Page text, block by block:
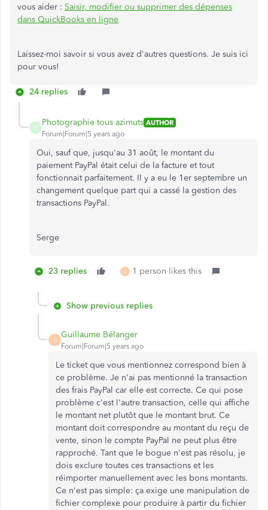
vous aider : Saisir, modifier ou supprimer des dépenses
dans QuickBooks en ligne
Laissez-moi savoir si vous avez d'autres questions. Je suis ici
pour vous!
24 replies
P
Photographie tous azimuts AUTHOR
Forum|Forum|5 years ago
Oui, sauf que, jusqu'au 31 août, le montant du
paiement PayPal était celui de la facture et tout
fonctionnait parfaitement. Il y a eu le 1er septembre un
changement quelque part qui a cassé la gestion des
transactions PayPal.
Serge
23 replies G 1 person likes this
Show previous replies
G
Guillaume Bélanger
Forum|Forum|5 years ago
Le ticket que vous mentionnez correspond bien à
ce problème. Je n'ai pas mentionné la transaction
des frais PayPal car elle est correcte. Ce qui pose
problème c'est l'autre transaction, celle qui affiche
le montant net plutôt que le montant brut. Ce
montant doit correspondre au montant du reçu de
vente, sinon le compte PayPal ne peut plus être
rapproché. Tant que le bogue n'est pas résolu, je
dois exclure toutes ces transactions et les
réimporter manuellement avec les bons montants.
Ce n'est pas simple: ça exige une manipulation de
fichier complexe pour produire à partir du fichier